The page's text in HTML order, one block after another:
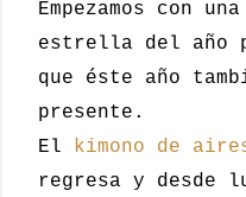
Empezamos con
estrella del año
que éste año
presente.
El kimono de
regresa y desde